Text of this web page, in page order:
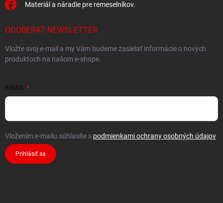
Materiál a náradie pre remeselníkov.
ODOBERAŤ NEWSLETTER
Vložte svoj e-mail a my Vám budeme zasielať informácie o nových
produktoch na našom e-shope.
EMAIL
Vložením e-mailu súhlasíte s podmienkami ochrany osobných údajov
Prihlásiť sa